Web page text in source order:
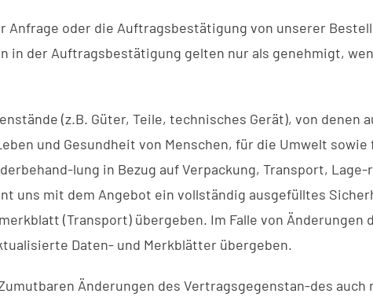
Anfrage oder die Auftragsbestätigung von unserer
in der Auftragsbestätigung gelten nur als genehmigt,
(z.B. Güter, Teile, technisches Gerät), von denen
und Gesundheit von Menschen, für die Umwelt sowie
lung in Bezug auf Verpackung, Transport, Lage-
uns mit dem Angebot ein vollständig ausgefülltes
(Transport) übergeben. Im Falle von Änderungen
Daten- und Merkblätter übergeben.
Änderungen des Vertragsgegenstan-des auch